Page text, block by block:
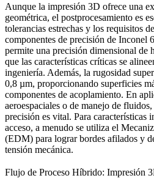
Aunque la impresión 3D ofrece una
geométrica, el postprocesamiento es
tolerancias estrechas y los requisitos
componentes de precisión de Inconel
permite una precisión dimensional de
que las características críticas se
ingeniería. Además, la rugosidad
0,8 µm, proporcionando superficies
componentes de acoplamiento. En
aeroespaciales o de manejo de
precisión es vital. Para características
acceso, a menudo se utiliza el
(EDM) para lograr bordes afilados y
tensión mecánica.
Flujo de Proceso Híbrido: Impresión